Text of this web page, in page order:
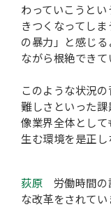
わっていこうと
きつくなってし
の暴力」と感じ
ながら根絶できて
このような状況
難しさといった
像業界全体とし
生む環境を是正し
荻原 労働時間の
な改革をされてい